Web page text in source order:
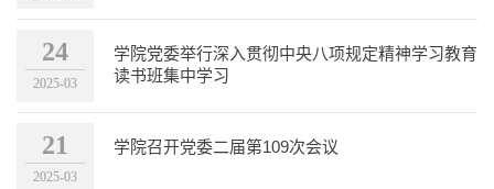
24
2025-03
学院党委举行深入贯彻中央八项规定精神学习教育
读书班集中学习
21
2025-03
学院召开党委二届第109次会议